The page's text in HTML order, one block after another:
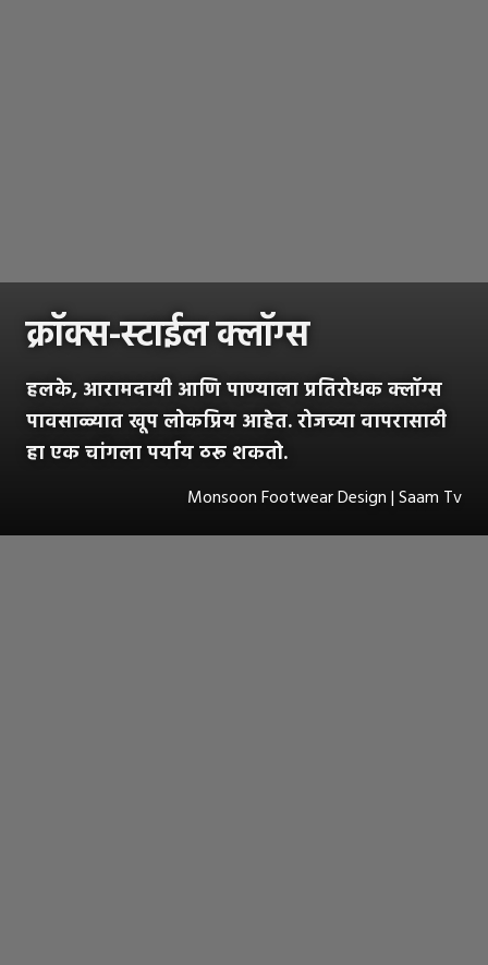
क्रॉक्स-स्टाईल क्लॉग्स
हलके, आरामदायी आणि पाण्याला प्रतिरोधक क्लॉग्स
पावसाळ्यात खूप लोकप्रिय आहेत. रोजच्या वापरासाठी
हा एक चांगला पर्याय ठरू शकतो.
Monsoon Footwear Design | Saam Tv